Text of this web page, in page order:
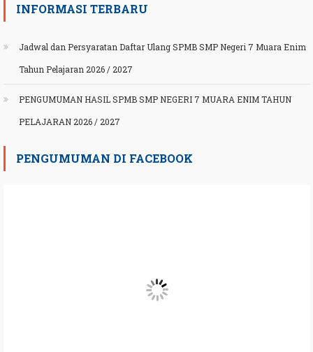
INFORMASI TERBARU
Jadwal dan Persyaratan Daftar Ulang SPMB SMP Negeri 7 Muara Enim
Tahun Pelajaran 2026 / 2027
PENGUMUMAN HASIL SPMB SMP NEGERI 7 MUARA ENIM TAHUN
PELAJARAN 2026 / 2027
PENGUMUMAN DI FACEBOOK